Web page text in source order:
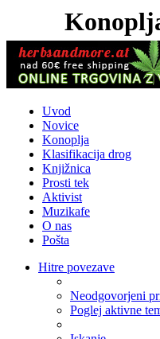
Uvod
Novice
Konoplja
Klasifikacija drog
Knjižnica
Prosti tek
Aktivist
Muzikafe
O nas
Pošta
Hitre povezave
Neodgovorjeni
Poglej aktivne